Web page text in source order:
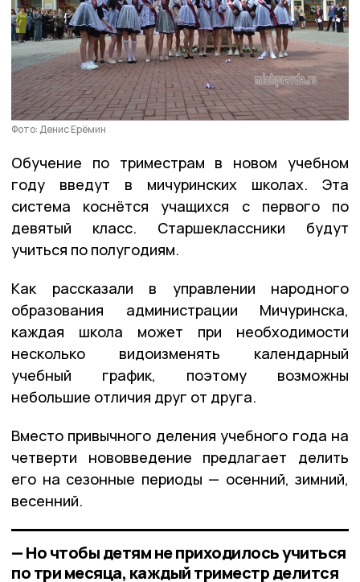
Фото: Денис Ерёмин
Обучение по триместрам в новом учебном
году введут в мичуринских школах. Эта
система коснётся учащихся с первого по
девятый класс. Старшеклассники будут
учиться по полугодиям.
Как рассказали в управлении народного
образования администрации Мичуринска,
каждая школа может при необходимости
несколько видоизменять календарный
учебный график, поэтому возможны
небольшие отличия друг от друга.
Вместо привычного деления учебного года на
четверти нововведение предлагает делить
его на сезонные периоды — осенний, зимний,
весенний.
— Но чтобы детям не приходилось учиться
по три месяца, каждый триместр делится